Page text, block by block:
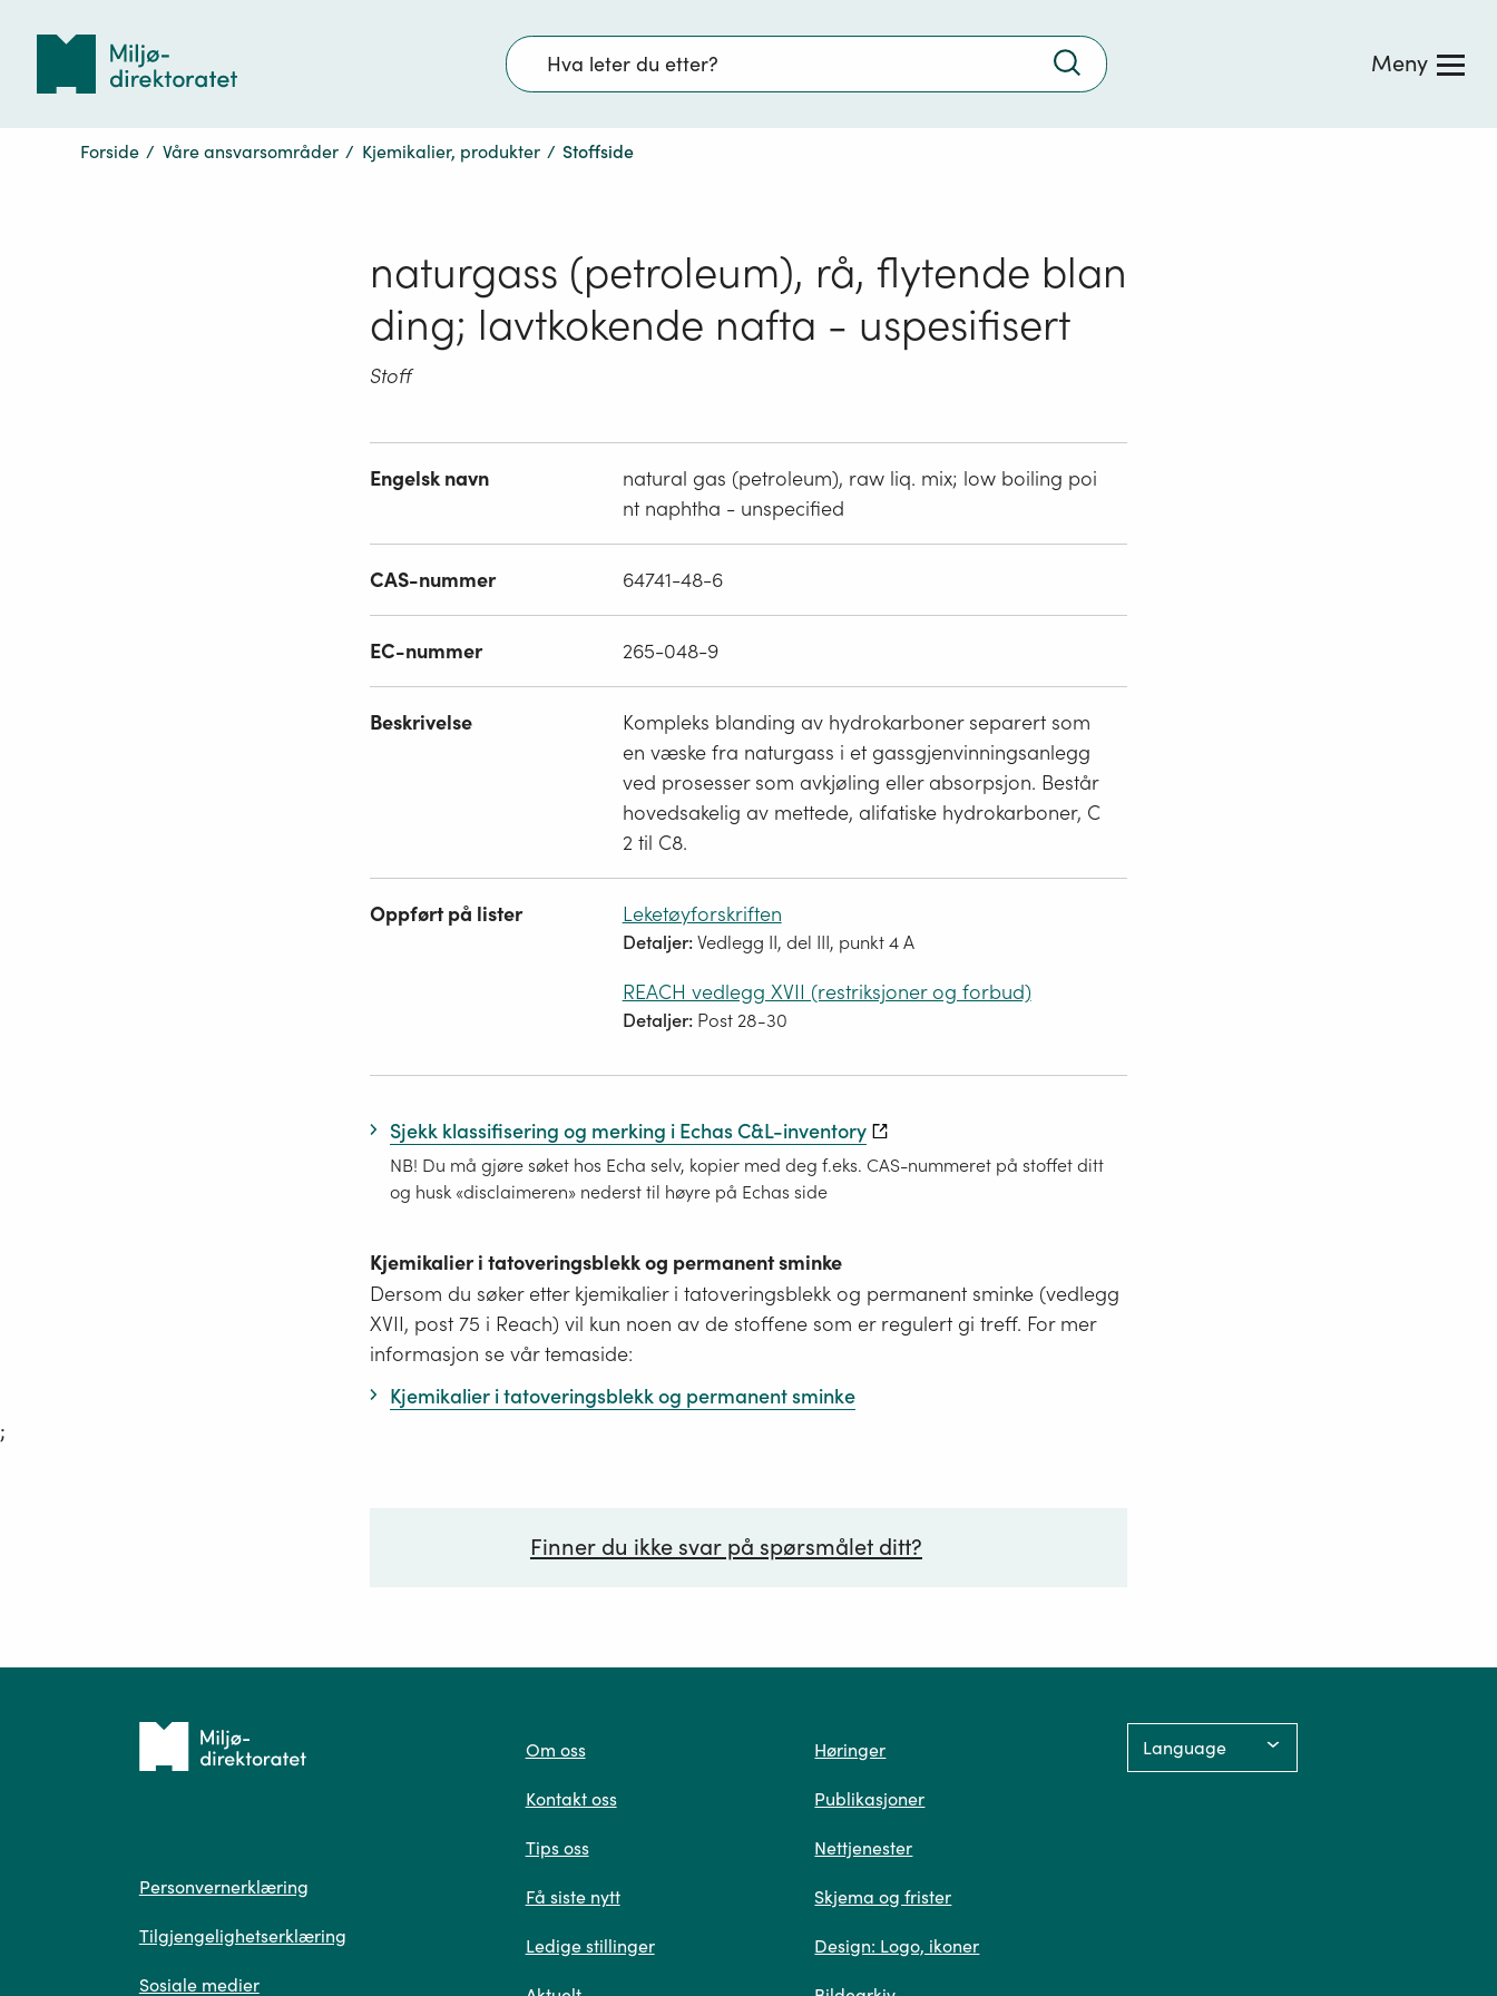
Søk
Trykk
søke
Meny
Forside / Våre ansvarsområder / Kjemikalier, produkter / Stoffside
naturgass (petroleum), rå, flytende blan
ding; lavtkokende nafta - uspesifisert
Stoff
Engelsk navn
natural gas (petroleum), raw liq. mix; low boiling poi
nt naphtha - unspecified
CAS-nummer 64741-48-6
EC-nummer 265-048-9
Beskrivelse
Kompleks blanding av hydrokarboner separert som
en væske fra naturgass i et gassgjenvinningsanlegg
ved prosesser som avkjøling eller absorpsjon. Består
hovedsakelig av mettede, alifatiske hydrokarboner, C
2 til C8.
Oppført på lister Leketøyforskriften
Detaljer:Vedlegg II, del III, punkt 4 A
REACH vedlegg XVII (restriksjoner og forbud)
Detaljer: Post 28-30
Sjekk klassifisering og merking i Echas C&L-inventory
NB! Du må gjøre søket hos Echa selv, kopier med deg f.eks. CAS-nummeret på stoffet ditt
og husk «disclaimeren» nederst til høyre på Echas side
Kjemikalier i tatoveringsblekk og permanent sminke
Dersom du søker etter kjemikalier i tatoveringsblekk og permanent sminke (vedlegg
XVII, post 75 i Reach) vil kun noen av de stoffene som er regulert gi treff. For mer
informasjon se vår temaside:
Kjemikalier i tatoveringsblekk og permanent sminke
;
Finner du ikke svar på spørsmålet ditt?
Spør oss
Tilbake
Personvern
Personvernerklæring
Tilgjengelighetserklæring
Sosiale medier
Om oss
Kontakt oss
Tips oss
Få siste nytt
Ledige stillinger
Høringer
Publikasjoner
Nettjenester
Skjema og frister
Design: Logo, ikoner